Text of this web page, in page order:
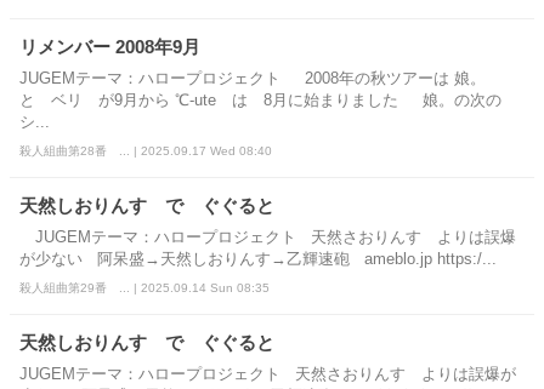
リメンバー 2008年9月
JUGEMテーマ：ハロープロジェクト 2008年の秋ツアーは 娘。
と ベリ が9月から ℃-ute は 8月に始まりました 娘。の次の
シ...
殺人組曲第28番 ... | 2025.09.17 Wed 08:40
天然しおりんす で ぐぐると
JUGEMテーマ：ハロープロジェクト 天然さおりんす よりは誤爆
が少ない 阿呆盛→天然しおりんす→乙輝速砲 ameblo.jp https:/...
殺人組曲第29番 ... | 2025.09.14 Sun 08:35
天然しおりんす で ぐぐると
JUGEMテーマ：ハロープロジェクト 天然さおりんす よりは誤爆が